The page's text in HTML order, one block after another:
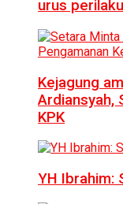
urus
Kejagung
Ardiansyah,
KPK
YH Ibrahim: